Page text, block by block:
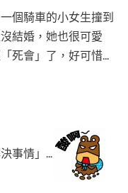
個騎車的小女生撞到
結婚，她也很可愛
死會」了，好可惜...
事情」...